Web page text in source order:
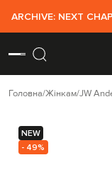
ARCHIVE: NEXT
Головна Жінкам JW
NEW
- 49%